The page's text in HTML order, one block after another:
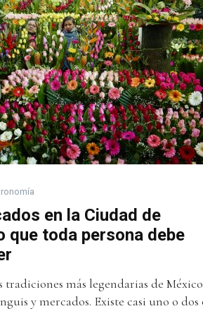
en la Ciudad de
que toda persona debe
tradiciones más legendarias de México
y mercados. Existe casi uno o dos